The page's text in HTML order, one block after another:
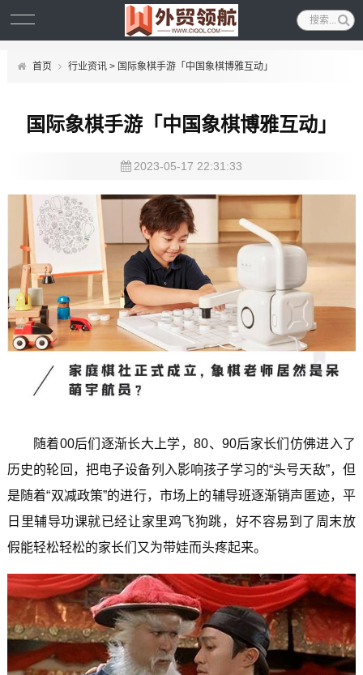
首页 行业资讯> 国际象棋手游「中国象棋博雅互动」
国际象棋手游「中国象棋博雅互动」
2023-05-17 22:31:33
随着00后们逐渐长大上学，80、90后家长们仿佛进入了
历史的轮回，把电子设备列入影响孩子学习的“头号天敌”，但
是随着“双减政策”的进行，市场上的辅导班逐渐销声匿迹，平
日里辅导功课就已经让家里鸡飞狗跳，好不容易到了周末放
假能轻松轻松的家长们又为带娃而头疼起来。